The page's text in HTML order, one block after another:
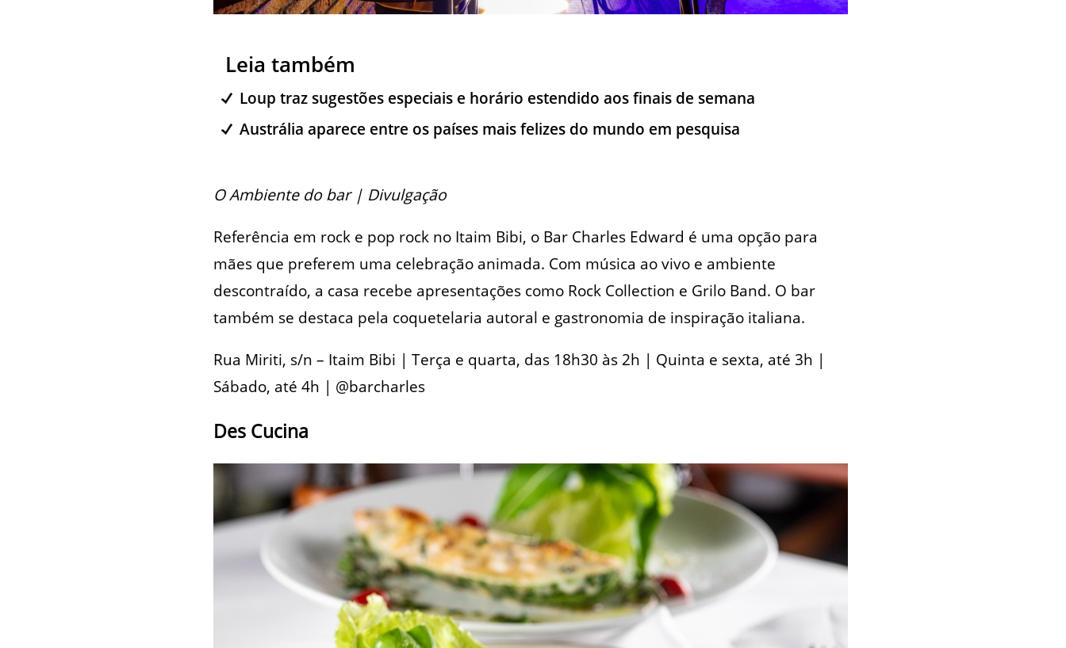
Leia também
Loup traz sugestões especiais e horário estendido aos finais de semana
Austrália aparece entre os países mais felizes do mundo em pesquisa
O Ambiente do bar | Divulgação
Referência em rock e pop rock no Itaim Bibi, o Bar Charles Edward é uma opção para
mães que preferem uma celebração animada. Com música ao vivo e ambiente
descontraído, a casa recebe apresentações como Rock Collection e Grilo Band. O bar
também se destaca pela coquetelaria autoral e gastronomia de inspiração italiana.
Rua Miriti, s/n – Itaim Bibi | Terça e quarta, das 18h30 às 2h | Quinta e sexta, até 3h |
Sábado, até 4h | @barcharles
Des Cucina